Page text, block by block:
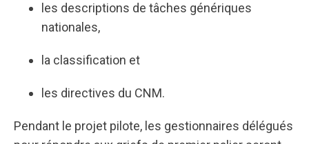
les descriptions de tâches génériques
nationales,
la classification et
les directives du CNM.
Pendant le projet pilote, les gestionnaires délégués